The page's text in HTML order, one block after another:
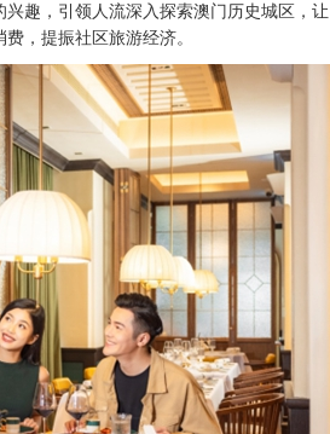
趣，引领人流深入探索澳门历史城区，让
，提振社区旅游经济。